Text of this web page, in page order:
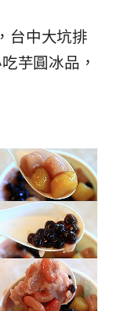
台中大坑排
芋圓冰品，